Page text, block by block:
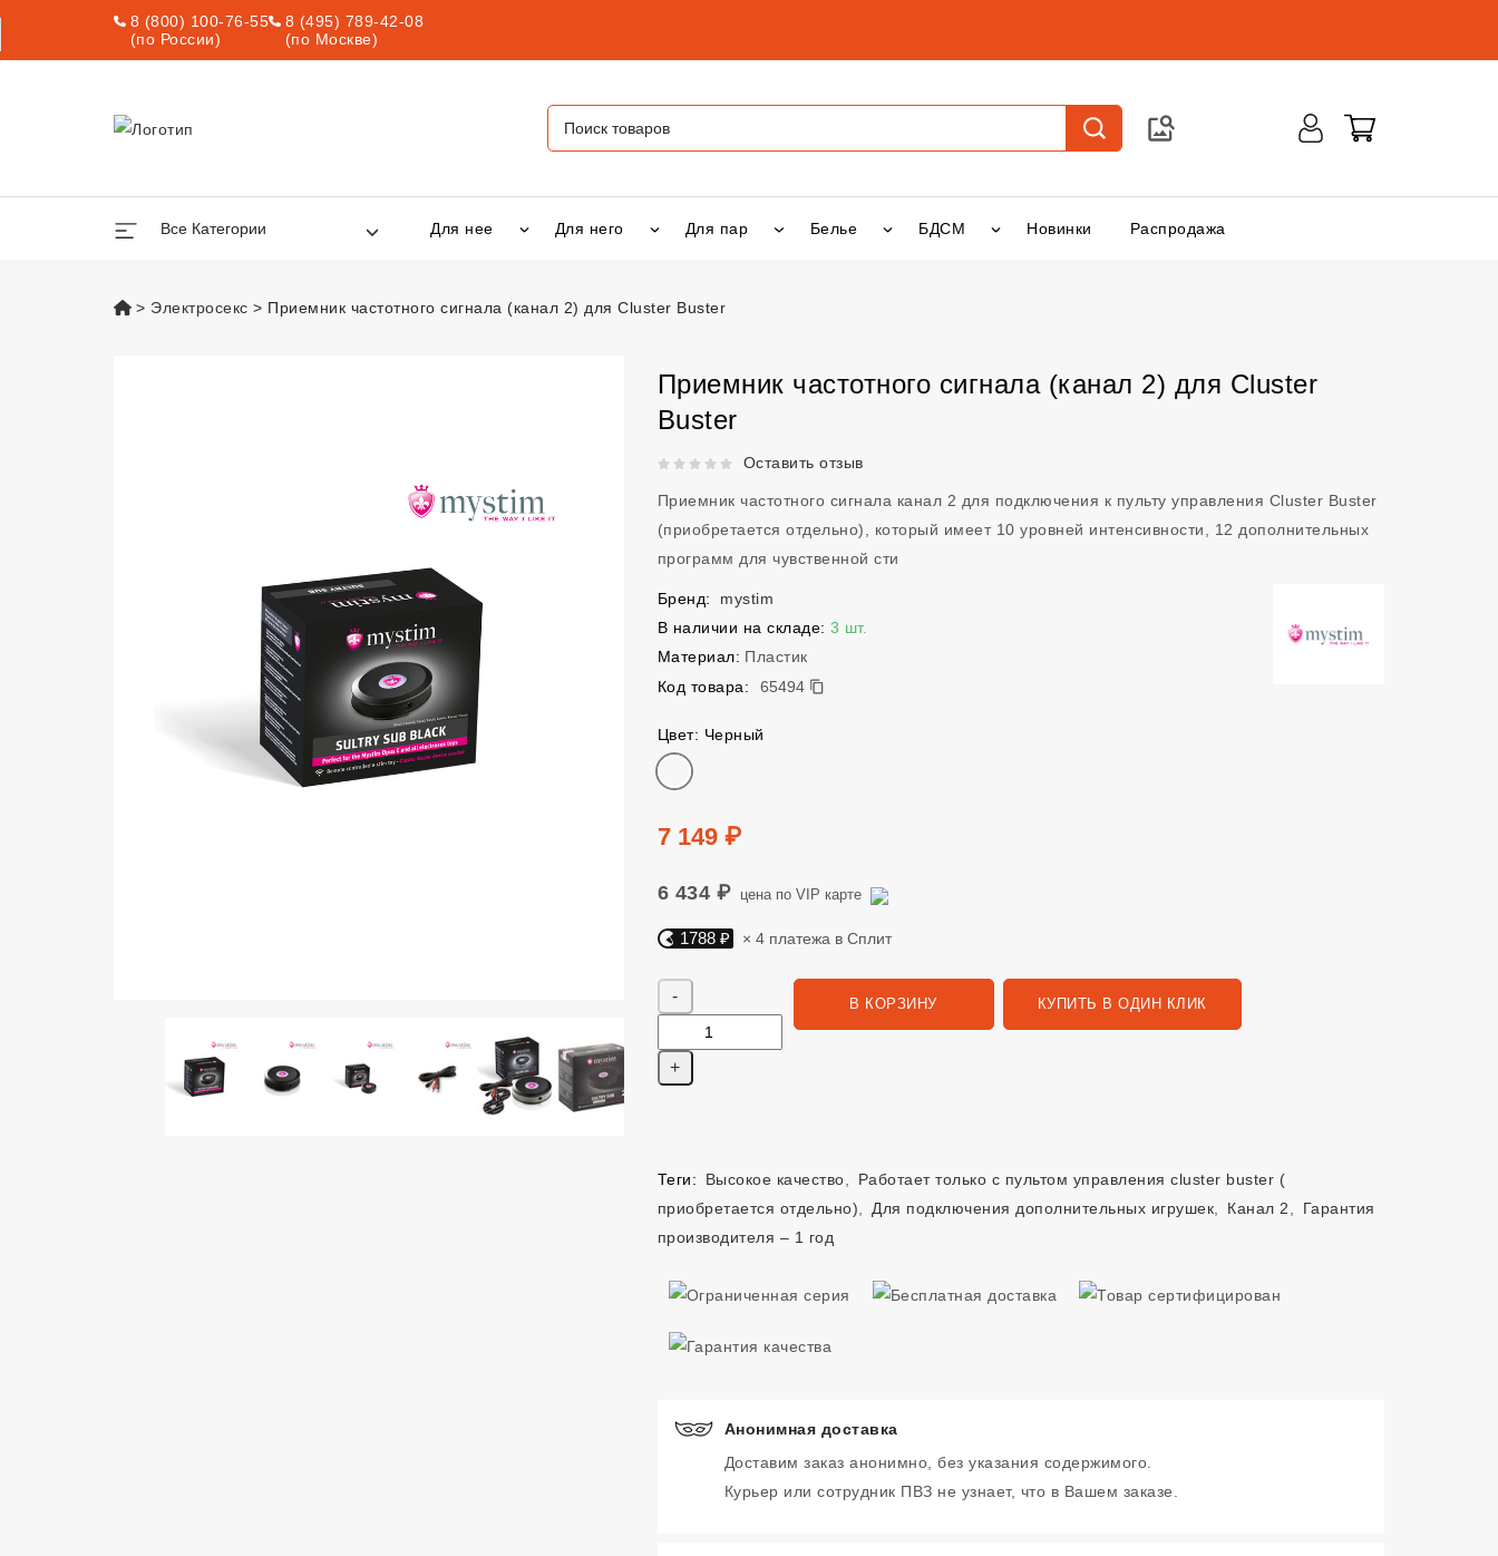
8 (800) 100-76-55
(по России)
8 (495) 789-42-08
(по Москве)
Все Категории Для нее Для него Для пар Белье БДСМ Новинки Распродажа
vsexshop.ru
Электросекс Приемник частотного сигнала (канал 2) для Cluster Buster
Приемник частотного сигнала (канал 2) для Cluster
Buster
Рейтинг 5 из 5.Оставить отзыв
Приемник частотного сигнала канал 2 для подключения к пульту управления Cluster Buster
(приобретается отдельно), который имеет 10 уровней интенсивности, 12 дополнительных
программ для чувственной сти
Бренд:
mystim
В наличии на складе: 3 шт.
Материал: Пластик
Код товара:
65494
65494
Цвет: Черный
Цвет
Цена
7 149 ₽
6 434 ₽ цена по VIP карте
Яндекс Сплит. 1788 руб, 4 платежа в Сплит
1788 ₽ × 4 платежа в Сплит
В КОРЗИНУ КУПИТЬ В ОДИН КЛИК
Теги: Высокое качество
Работает только с пультом управления cluster buster (
приобретается отдельно)
Для подключения дополнительных игрушек Канал 2
Гарантия
производителя – 1 год
Анонимная доставка
Доставим заказ анонимно, без указания содержимого.
Курьер или сотрудник ПВЗ не узнает, что в Вашем заказе.